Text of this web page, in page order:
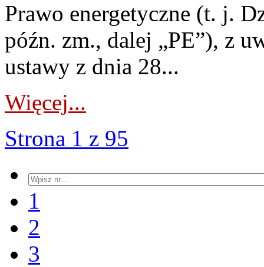
Prawo energetyczne (t. j.
późn. zm., dalej „PE”), z
ustawy z dnia 28...
Więcej...
Strona 1 z 95
1
2
3